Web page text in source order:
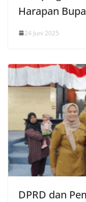
Harapan
24 Juni 2025
DPRD dan